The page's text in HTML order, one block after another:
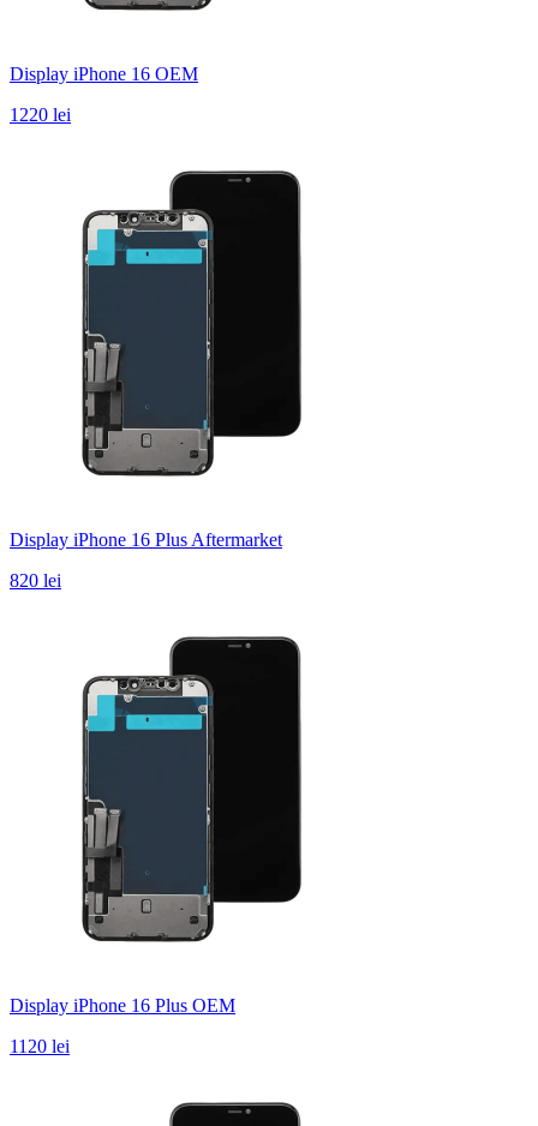
Display iPhone 16 OEM
1220 lei
Display iPhone 16 Plus Aftermarket
820 lei
Display iPhone 16 Plus OEM
1120 lei